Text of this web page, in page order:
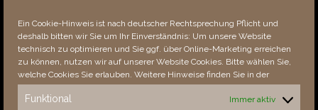
Ein Cookie-Hinweis ist nach deutscher Rechtsprechung Pflicht und
deshalb bitten wir Sie um Ihr Einverständnis: Um unsere Website
technisch zu optimieren und Sie ggf. über Online-Marketing erreichen
zu können, nutzen wir auf unserer Website Cookies. Bitte wählen Sie,
welche Cookies Sie erlauben. Weitere Hinweise finden Sie in der
Funktional Immer aktiv
Fehler bemerkt?
Besucher seit 08/​2021